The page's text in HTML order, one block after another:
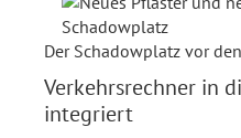
Der Schadowplatz vor
Verkehrsrechner in
integriert